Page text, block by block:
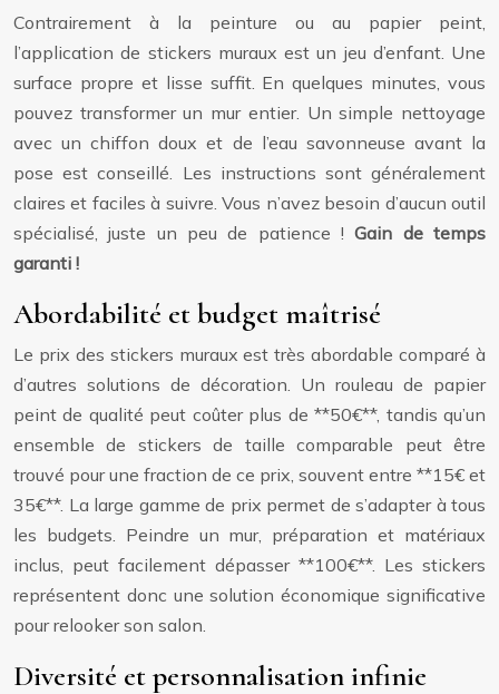
Contrairement à la peinture ou au papier peint,
l’application de stickers muraux est un jeu d’enfant. Une
surface propre et lisse suffit. En quelques minutes, vous
pouvez transformer un mur entier. Un simple nettoyage
avec un chiffon doux et de l’eau savonneuse avant la
pose est conseillé. Les instructions sont généralement
claires et faciles à suivre. Vous n’avez besoin d’aucun outil
spécialisé, juste un peu de patience !Gain de temps
garanti !
Abordabilité et budget maîtrisé
Le prix des stickers muraux est très abordable comparé à
d’autres solutions de décoration. Un rouleau de papier
peint de qualité peut coûter plus de **50€**, tandis qu’un
ensemble de stickers de taille comparable peut être
trouvé pour une fraction de ce prix, souvent entre **15€ et
35€**. La large gamme de prix permet de s’adapter à tous
les budgets. Peindre un mur, préparation et matériaux
inclus, peut facilement dépasser **100€**. Les stickers
représentent donc une solution économique significative
pour relooker son salon.
Diversité et personnalisation infinie